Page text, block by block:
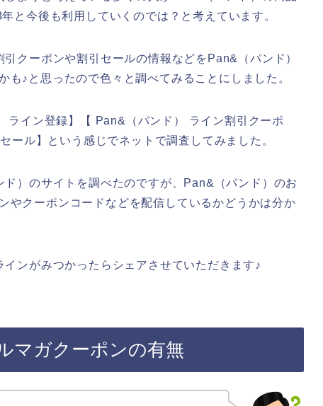
と今後も利用していくのでは？と考えています。
クーポンや割引セールの情報などをPan&（パンド）
も♪と思ったので色々と調べてみることにしました。
ライン登録】【 Pan&（パンド） ライン割引クーポ
ール】という感じでネットで調査してみました。
）のサイトを調べたのですが、Pan&（パンド）のお
やクーポンコードなどを配信しているかどうかは分か
ンがみつかったらシェアさせていただきます♪
マガクーポンの有無